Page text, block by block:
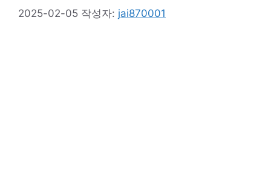
2025-02-05 작성자: jai870001